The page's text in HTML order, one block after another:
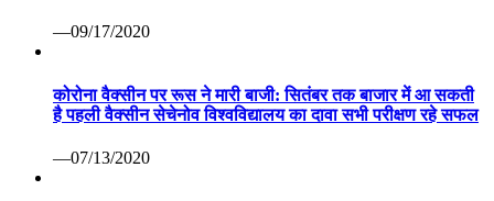
—09/17/2020
कोरोना वैक्सीन पर रूस ने मारी बाजी: सितंबर तक बाजार में आ सकती
है पहली वैक्सीन सेचेनोव विश्वविद्यालय का दावा सभी परीक्षण रहे सफल
—07/13/2020